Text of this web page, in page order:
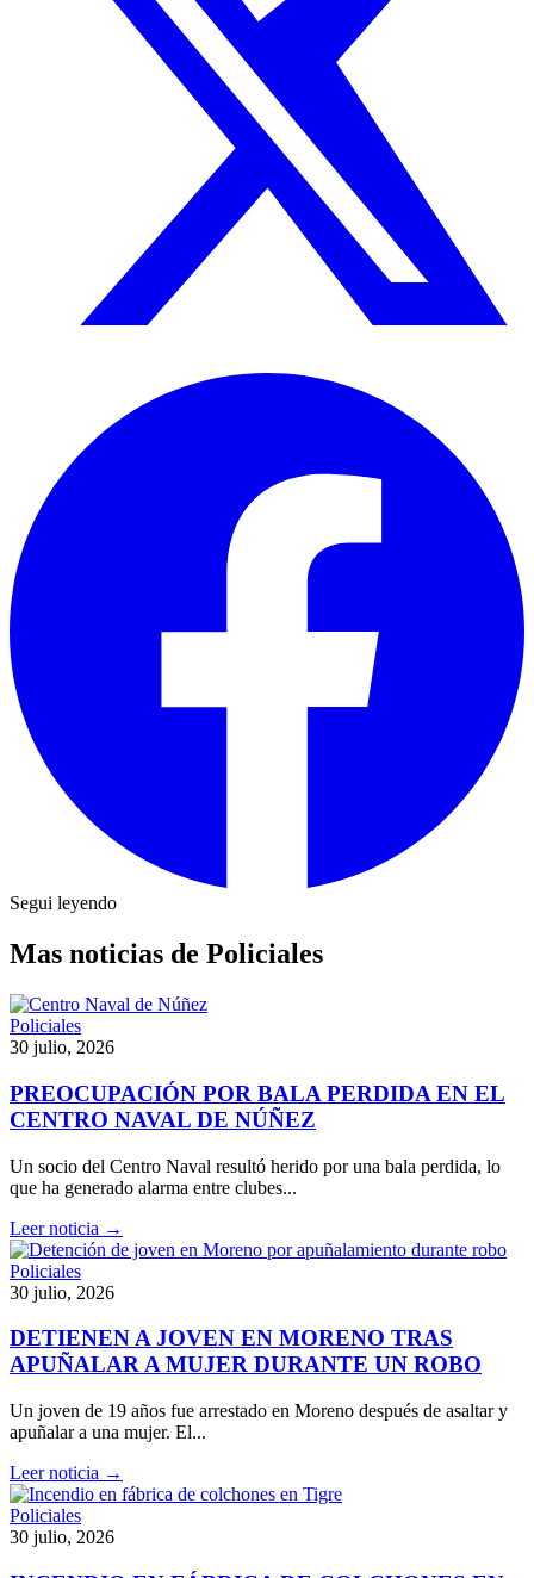
Segui leyendo
Mas noticias de Policiales
Policiales
30 julio, 2026
PREOCUPACIÓN POR BALA PERDIDA EN EL
CENTRO NAVAL DE NÚÑEZ
Un socio del Centro Naval resultó herido por una bala perdida, lo
que ha generado alarma entre clubes...
Leer noticia →
Policiales
30 julio, 2026
DETIENEN A JOVEN EN MORENO TRAS
APUÑALAR A MUJER DURANTE UN ROBO
Un joven de 19 años fue arrestado en Moreno después de asaltar y
apuñalar a una mujer. El...
Leer noticia →
Policiales
30 julio, 2026